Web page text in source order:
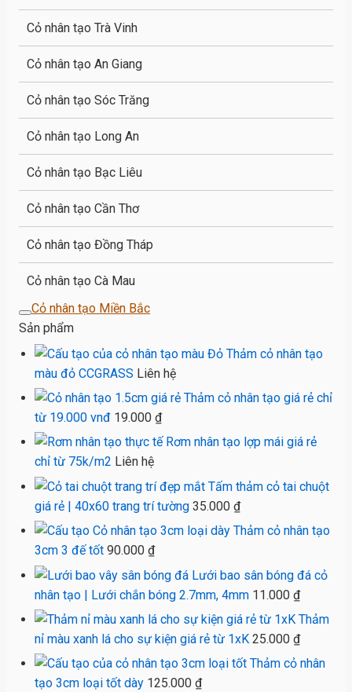
Cỏ nhân tạo Trà Vinh
Cỏ nhân tạo An Giang
Cỏ nhân tạo Sóc Trăng
Cỏ nhân tạo Long An
Cỏ nhân tạo Bạc Liêu
Cỏ nhân tạo Cần Thơ
Cỏ nhân tạo Đồng Tháp
Cỏ nhân tạo Cà Mau
Cỏ nhân tạo Miền Bắc
Sản phẩm
Thảm cỏ nhân tạo
màu đỏ CCGRASS Liên hệ
Thảm cỏ nhân tạo giá rẻ chỉ
từ 19.000 vnđ 19.000 ₫
Rơm nhân tạo lợp mái giá rẻ
chỉ từ 75k/m2 Liên hệ
Tấm thảm cỏ tai chuột
giá rẻ | 40x60 trang trí tường 35.000 ₫
Thảm cỏ nhân tạo
3cm 3 đế tốt 90.000 ₫
Lưới bao sân bóng đá cỏ
nhân tạo | Lưới chắn bóng 2.7mm, 4mm 11.000 ₫
Thảm
nỉ màu xanh lá cho sự kiện giá rẻ từ 1xK 25.000 ₫
Thảm cỏ nhân
tạo 3cm loại tốt dày 125.000 ₫